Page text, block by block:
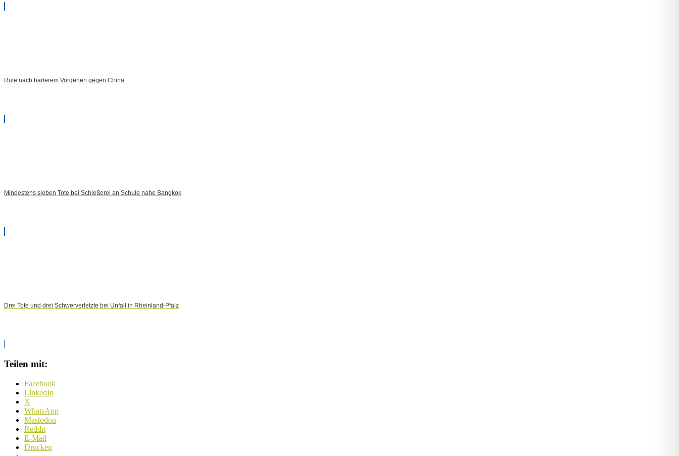
Rufe nach härterem Vorgehen gegen China
Mindestens sieben Tote bei Schießerei an Schule nahe Bangkok
Drei Tote und drei Schwerverletzte bei Unfall in Rheinland-Pfalz
Teilen mit:
Facebook
LinkedIn
X
WhatsApp
Mastodon
Reddit
E-Mail
Drucken